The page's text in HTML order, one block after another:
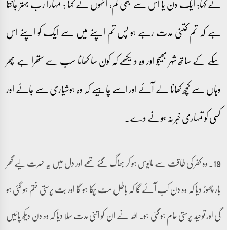
ہے کہ تم کتنی مدت رہے ہو پس تم اپنے میں سے ایک کو اپنے اس
سکے کے ساتھ شہر بھیجو اور وہ دیکھے کہ کون سا کھانا سب سے ستھرا ہے پھر
وہاں سے کچھ کھانا لے آئے اور اسے چاہیے کہ وہ ہوشیاری سے جائے اور
کسی کو تمہاری خبر نہ ہونے دے۔
19۔ وہ کفر کی طاقت سے مایوس ہو کر بھاگ گئے تھے اور دل میں یہ حسرت لیے گھر
بار چھوڑ دیا کہ وہ دن کب آئے گا کہ باطل مٹ چکا ہو گا اور بت پرستی ختم ہو گئی ہو
گی اور توحید پرستی عام ہو گئی ہو۔ اللہ نے ان کو اتنی مدت سلا دیا کہ وہ دن دیکھ پائیں